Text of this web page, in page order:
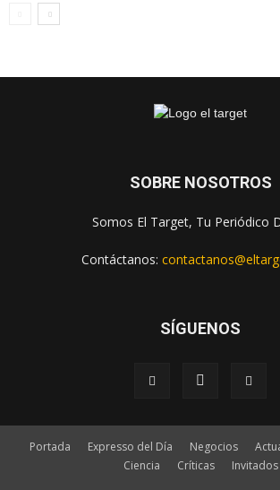
SOBRE NOSOTROS
Somos El Target, Tu Periódico
Contáctanos:
SÍGUENOS
Portada Expresso del Día Negocios
Ciencia
Críticas Invitados